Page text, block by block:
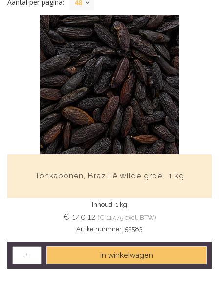
Aantal per pagina: 48
Tonkabonen, Brazilië wilde groei, 1 kg
Inhoud: 1 kg
€ 140,12 (€ 117,75 excl. BTW)
Artikelnummer: 52583
in winkelwagen